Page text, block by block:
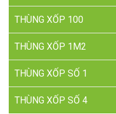
THÙNG XỐP 100
THÙNG XỐP 1M2
THÙNG XỐP SỐ 1
THÙNG XỐP SỐ 4